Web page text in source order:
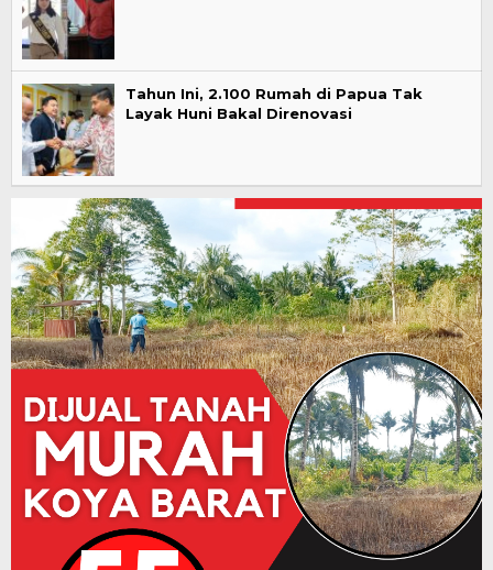
Tahun Ini, 2.100 Rumah di Papua Tak
Layak Huni Bakal Direnovasi